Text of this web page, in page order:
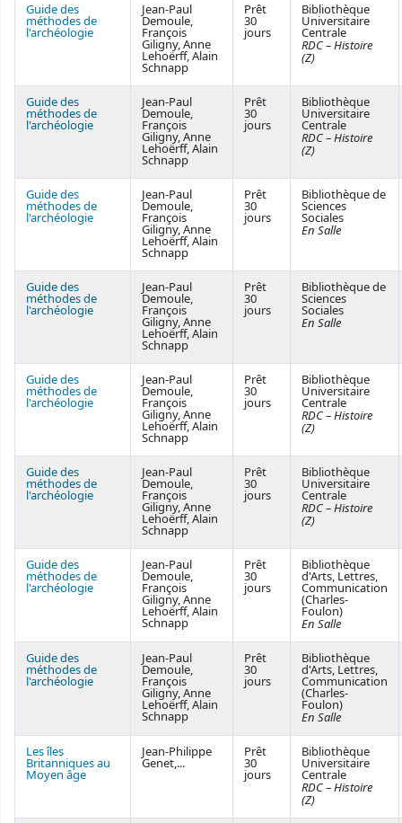
Guide des
méthodes de
l'archéologie
Jean-Paul
Demoule,
François
Giligny, Anne
Lehoërff, Alain
Schnapp
Prêt
30
jours
Bibliothèque
Universitaire
Centrale
RDC – Histoire
(Z)
Guide des
méthodes de
l'archéologie
Jean-Paul
Demoule,
François
Giligny, Anne
Lehoërff, Alain
Schnapp
Prêt
30
jours
Bibliothèque
Universitaire
Centrale
RDC – Histoire
(Z)
Guide des
méthodes de
l'archéologie
Jean-Paul
Demoule,
François
Giligny, Anne
Lehoërff, Alain
Schnapp
Prêt
30
jours
Bibliothèque de
Sciences
Sociales
En Salle
Guide des
méthodes de
l'archéologie
Jean-Paul
Demoule,
François
Giligny, Anne
Lehoërff, Alain
Schnapp
Prêt
30
jours
Bibliothèque de
Sciences
Sociales
En Salle
Guide des
méthodes de
l'archéologie
Jean-Paul
Demoule,
François
Giligny, Anne
Lehoërff, Alain
Schnapp
Prêt
30
jours
Bibliothèque
Universitaire
Centrale
RDC – Histoire
(Z)
Guide des
méthodes de
l'archéologie
Jean-Paul
Demoule,
François
Giligny, Anne
Lehoërff, Alain
Schnapp
Prêt
30
jours
Bibliothèque
Universitaire
Centrale
RDC – Histoire
(Z)
Guide des
méthodes de
l'archéologie
Jean-Paul
Demoule,
François
Giligny, Anne
Lehoërff, Alain
Schnapp
Prêt
30
jours
Bibliothèque
d'Arts, Lettres,
Communication
(Charles-
Foulon)
En Salle
Guide des
méthodes de
l'archéologie
Jean-Paul
Demoule,
François
Giligny, Anne
Lehoërff, Alain
Schnapp
Prêt
30
jours
Bibliothèque
d'Arts, Lettres,
Communication
(Charles-
Foulon)
En Salle
Les îles
Britanniques au
Moyen âge
Jean-Philippe
Genet,...
Prêt
30
jours
Bibliothèque
Universitaire
Centrale
RDC – Histoire
(Z)